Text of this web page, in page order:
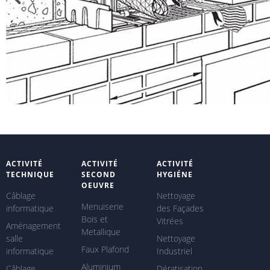
ACTIVITÉ
TECHNIQUE
Câblage
informatique
Aménagement
salle
informatique
ACTIVITÉ
SECOND
OEUVRE
Menuiserie
Bois et
Metallique
Faux Plafond
Aluminium
ACTIVITÉ
HYGIÉNE
Nettoyage
des Façades
Vitrées
Nettoyage
Industriel